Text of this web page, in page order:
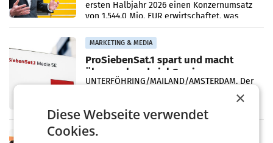
ersten Halbjahr 2026 einen Konzernumsatz
von 1.544,0 Mio. EUR erwirtschaftet, was
einem Plus von 3,8 Prozent gegenüber dem
Vergleichszeitraum
MARKETING & MEDIA
ProSiebenSat.1 spart und macht
überraschend viel Gewinn
UNTERFÖHRING/MAILAND/AMSTERDAM. Der
Frühjahr dank Kostensenkungen operativ
wieder Gewinn gemacht und die
RETAIL
×
Diese Webseite verwendet
Cookies.